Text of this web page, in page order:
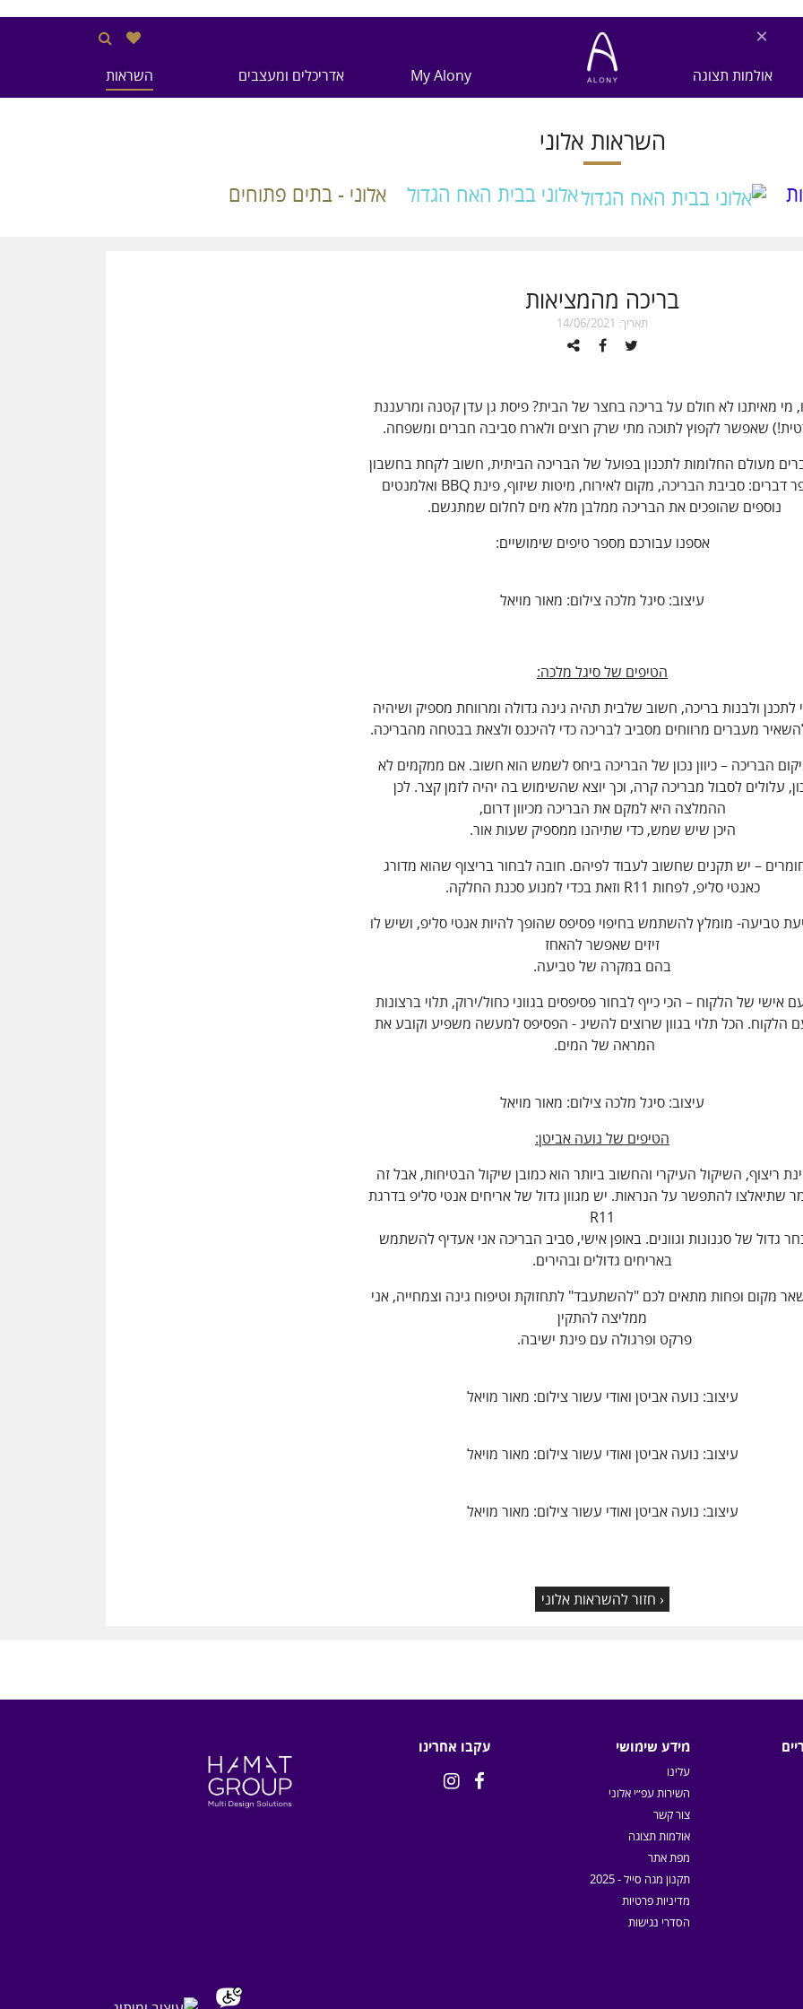
×
אולמות תצוגה My Alony אדריכלים ומעצבים השראות
השראות אלוני
אלוני בבית האח הגדול אלוני - בתים פתוחים
בריכה מהמציאות
תאריך: 14/06/2021
מי מאיתנו לא חולם על בריכה בחצר של הבית? פיסת גן עדן קטנה ומרעננת
שאפשר לקפוץ לתוכה מתי שרק רוצים ולארח סביבה חברים ומשפחה.
מעולם החלומות לתכנון בפועל של הבריכה הביתית, חשוב לקחת בחשבון
מספר דברים: סביבת הבריכה, מקום לאירוח, מיטות שיזוף, פינת BBQ ואלמנטים
נוספים שהופכים את הבריכה ממלבן מלא מים לחלום שמתגשם.
אספנו עבורכם מספר טיפים שימושיים:
עיצוב: סיגל מלכה צילום: מאור מויאל
הטיפים של סיגל מלכה:
לתכנן ולבנות בריכה, חשוב שלבית תהיה גינה גדולה ומרווחת מספיק ושיהיה
מעברים מרווחים מסביב לבריכה כדי להיכנס ולצאת בבטחה מהבריכה.
הבריכה – כיוון נכון של הבריכה ביחס לשמש הוא חשוב. אם ממקמים לא
עלולים לסבול מבריכה קרה, וכך יוצא שהשימוש בה יהיה לזמן קצר. לכן
ההמלצה היא למקם את הבריכה מכיוון דרום,
היכן שיש שמש, כדי שתיהנו ממספיק שעות אור.
חומרים – יש תקנים שחשוב לעבוד לפיהם. חובה לבחור בריצוף שהוא מדורג
כאנטי סליפ, לפחות R11 וזאת בכדי למנוע סכנת החלקה.
טביעה- מומלץ להשתמש בחיפוי פסיפס שהופך להיות אנטי סליפ, ושיש לו
זיזים שאפשר להאחז
בהם במקרה של טביעה.
אישי של הלקוח – הכי כייף לבחור פסיפסים בגווני כחול/ירוק, תלוי ברצונות
הלקוח. הכל תלוי בגוון שרוצים להשיג - הפסיפס למעשה משפיע וקובע את
המראה של המים.
עיצוב: סיגל מלכה צילום: מאור מויאל
הטיפים של נועה אביטן:
ריצוף, השיקול העיקרי והחשוב ביותר הוא כמובן שיקול הבטיחות, אבל זה
שתיאלצו להתפשר על הנראות. יש מגוון גדול של אריחים אנטי סליפ בדרגת
R11
גדול של סגנונות וגוונים. באופן אישי, סביב הבריכה אני אעדיף להשתמש
באריחים גדולים ובהירים.
מקום ופחות מתאים לכם "להשתעבד" לתחזוקת וטיפוח גינה וצמחייה, אני
ממליצה להתקין
פרקט ופרגולה עם פינת ישיבה.
עיצוב: נועה אביטן ואודי עשור צילום: מאור מויאל
עיצוב: נועה אביטן ואודי עשור צילום: מאור מויאל
עיצוב: נועה אביטן ואודי עשור צילום: מאור מויאל
‹ חזור להשראות אלוני
מידע שימושי
עלינו
השירות עפ״י אלוני
צור קשר
אולמות תצוגה
מפת אתר
תקנון מגה סייל - 2025
מדיניות פרטיות
הסדרי נגישות
עקבו אחרינו

